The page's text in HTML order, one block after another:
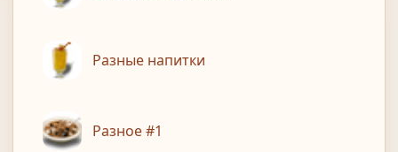
Разные напитки
Разное #1